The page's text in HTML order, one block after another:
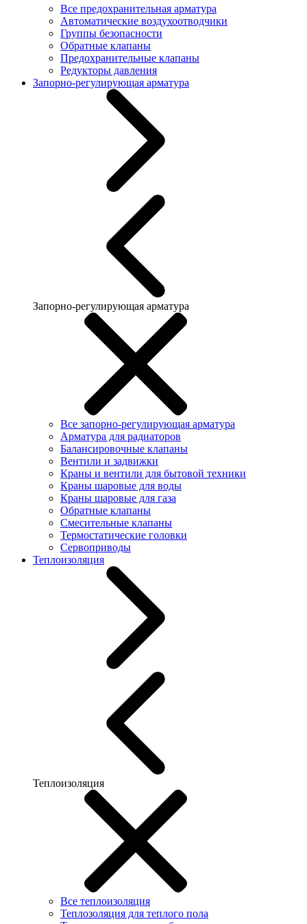
Все предохранительная арматура
Автоматические воздухоотводчики
Группы безопасности
Обратные клапаны
Предохранительные клапаны
Редукторы давления
Запорно-регулирующая арматура
Запорно-регулирующая арматура
Все запорно-регулирующая арматура
Арматура для радиаторов
Балансировочные клапаны
Вентили и задвижки
Краны и вентили для бытовой техники
Краны шаровые для воды
Краны шаровые для газа
Обратные клапаны
Смесительные клапаны
Термостатические головки
Сервоприводы
Теплоизоляция
Теплоизоляция
Все теплоизоляция
Теплозоляция для теплого пола